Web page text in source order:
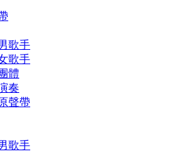
歌手
歌手
體
奏
聲帶
歌手